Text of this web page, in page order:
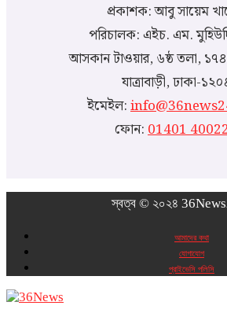
প্রকাশক: আবু সায়েম
পরিচালক: এইচ. এম.
আসকান টাওয়ার, ৬ষ্ঠ তলা,
যাত্রাবাড়ী, ঢাকা-
ইমেইল:
ফোন:01401
স্বত্ব © ২০২৪
আমাদের কথা
যোগাযোগ
প্রাইভেসি পলিসি